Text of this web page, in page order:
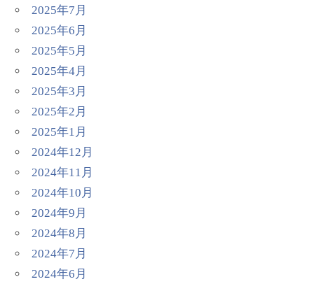
2025年7月
2025年6月
2025年5月
2025年4月
2025年3月
2025年2月
2025年1月
2024年12月
2024年11月
2024年10月
2024年9月
2024年8月
2024年7月
2024年6月